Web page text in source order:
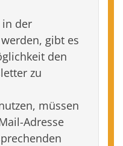
in der
gibt es
den
zu
müssen
Adresse